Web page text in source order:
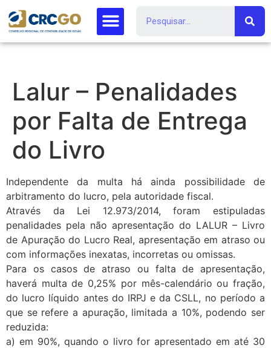
Lalur – Penalidades
por Falta de Entrega
do Livro
Independente da multa há ainda possibilidade de
arbitramento do lucro, pela autoridade fiscal.
Através da Lei 12.973/2014, foram estipuladas
penalidades pela não apresentação do LALUR – Livro
de Apuração do Lucro Real, apresentação em atraso ou
com informações inexatas, incorretas ou omissas.
Para os casos de atraso ou falta de apresentação,
haverá multa de 0,25% por mês-calendário ou fração,
do lucro líquido antes do IRPJ e da CSLL, no período a
que se refere a apuração, limitada a 10%, podendo ser
reduzida:
a) em 90%, quando o livro for apresentado em até 30